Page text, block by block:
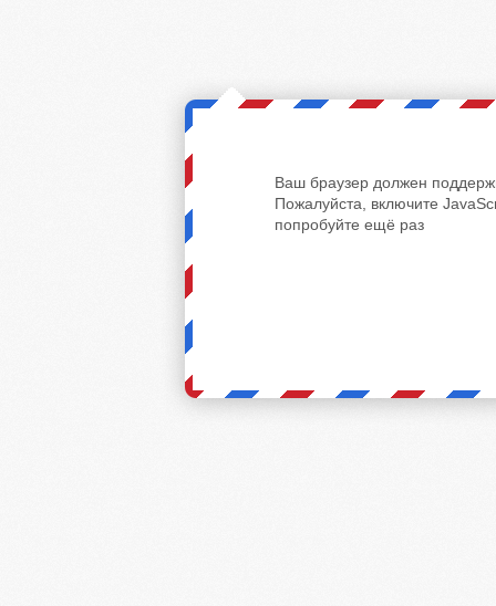
Ваш браузер должен
Пожалуйста, включите
попробуйте ещё раз